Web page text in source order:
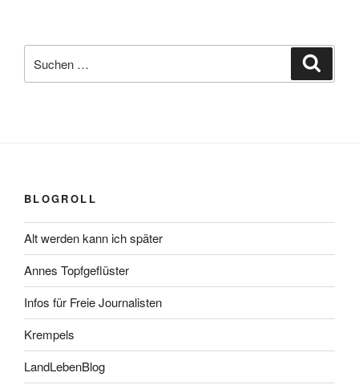
nach:
BLOGROLL
Alt werden kann ich später
Annes Topfgeflüster
Infos für Freie Journalisten
Krempels
LandLebenBlog